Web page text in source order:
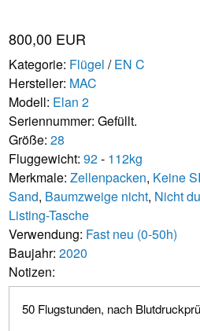
800,00 EUR
Kategorie: Flügel /EN C
Hersteller: MAC
Modell: Elan 2
Seriennummer: Gefüllt.
Größe:28
Fluggewicht:92- 112kg
Merkmale:Zellenpacken, Keine
Sand, Baumzweige nicht, Nicht
Listing-Tasche
Verwendung: Fast neu (0-50h)
Baujahr:2020
Notizen:
50 Flugstunden, nach